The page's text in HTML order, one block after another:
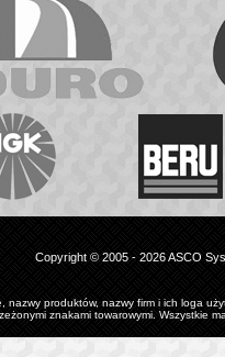
Copyright © 2005 - 2026 ASCO
nazwy produktów, nazwy firm i ich loga
znakami towarowymi. Wszystkie